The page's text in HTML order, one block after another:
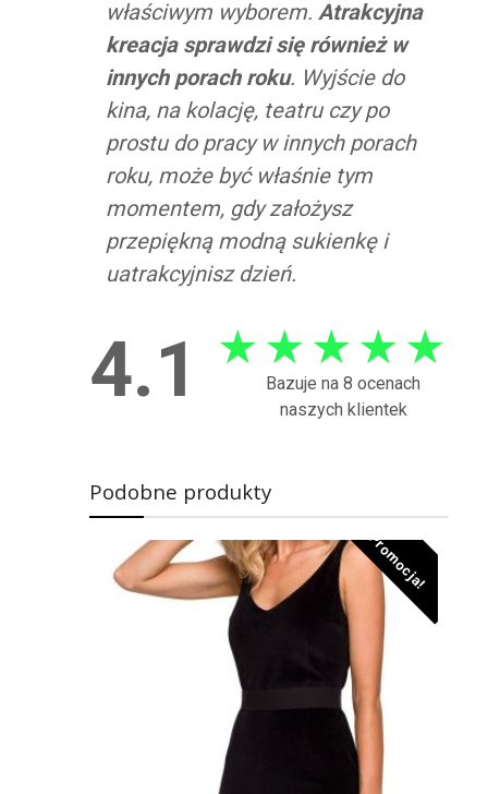
właściwym wyborem. Atrakcyjna
kreacja sprawdzi się również w
innych porach roku. Wyjście do
kina, na kolację, teatru czy po
prostu do pracy w innych porach
roku, może być właśnie tym
momentem, gdy założysz
przepiękną modną sukienkę i
uatrakcyjnisz dzień.
4.1 ★ ★ ★ ★ ★
Bazuje na 8 ocenach
naszych klientek
Podobne produkty
Promocja!